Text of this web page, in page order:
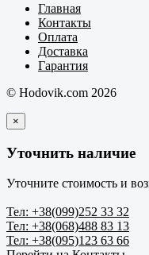
Главная
Контакты
Оплата
Доставка
Гарантия
© Hodovik.com 2026
×
Уточнить наличие
Уточните стоимость и
Тел: +38(099)252 33 32
Тел: +38(068)488 83 13
Тел: +38(095)123 63 66